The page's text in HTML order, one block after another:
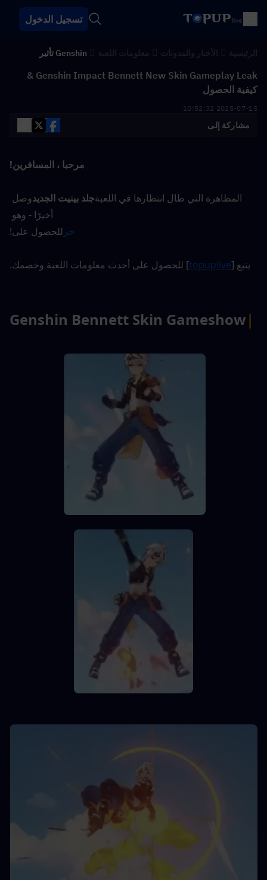
تسجيل الدخول
Genshin تأثير
Genshin Impact Bennett New Skin Gameplay Leak &
كيفية الحصول
2025-07-15 10:52:32
مشاركة إلى
مرحبا ، المسافرين!
المظاهرة التي طال انتظارها في اللعبةجلد بينيت الجديد
أخيرًا - وهو
حر للحصول على!
يتبع [topuplive] للحصول على أحدث معلومات اللعبة وخصمك.
|
Genshin Bennett Skin Gameshow